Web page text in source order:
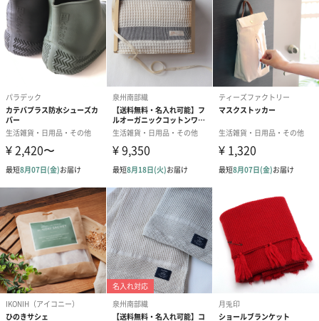
■BOA BROWN
Joli Joli（ジョリジョリ）
女性らしさの中に遊び心を取り入れた、キッチュな世界観の雑貨
を取り扱っています。
蓋つきステンレスマグshort
真空二重構造で、冷たい飲み物も温かい飲み物も、しっかり適温
キープ。
スライド式飲み口の蓋つきで、中身がこぼれにくく持ち運びも